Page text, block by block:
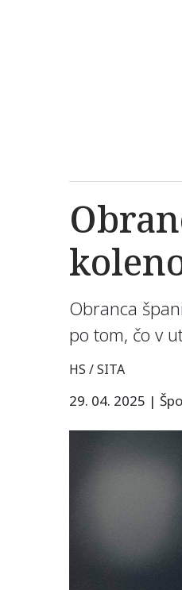
Obranca
po tom, čo v
HS / SITA
29. 04. 2025 |